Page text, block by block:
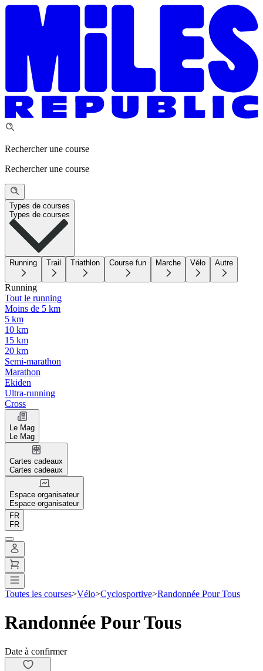
Rechercher une course
Rechercher une course
Types de courses
Types de courses
Running Trail Triathlon Course fun Marche Vélo Autre
Running
Tout le running
Moins de 5 km
5 km
10 km
15 km
20 km
Semi-marathon
Marathon
Ekiden
Ultra-running
Cross
Le Mag
Le Mag
Cartes cadeaux
Cartes cadeaux
Espace organisateur
Espace organisateur
FR
FR
Toutes les courses>Vélo>Cyclosportive>Randonnée Pour Tous
Randonnée Pour Tous
Date à confirmer